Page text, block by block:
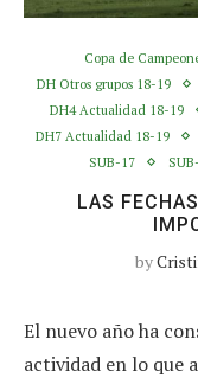
Copa de
DH Otros grupos 18-19
DH4 Actualidad 18-19
DH7 Actualidad 18-19
SUB-17
LAS
by
El nuevo año ha
actividad en lo que